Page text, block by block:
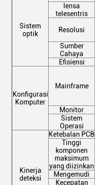
Sistem
optik
lensa
telesentris
Resolusi
Sumber
Cahaya
Efisiensi
Konfigurasi
Komputer
Mainframe
Monitor
Sistem
Operasi
Kinerja
deteksi
Ketebalan PCB
Tinggi
komponen
maksimum
yang diizinkan
Mengemudi
Kecepatan